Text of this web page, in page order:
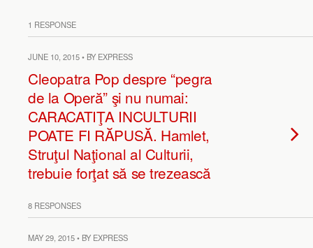
1 RESPONSE
JUNE 10, 2015 • BY EXPRESS
Cleopatra Pop despre “pegra
de la Operă” şi nu numai:
CARACATIŢA INCULTURII
POATE FI RĂPUSĂ. Hamlet,
Struţul Naţional al Culturii,
trebuie forţat să se trezească
8 RESPONSES
MAY 29, 2015 • BY EXPRESS